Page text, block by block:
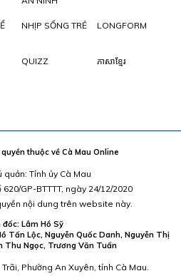
NHỊP SỐNG TRẺ LONGFORM
QUIZZ ភាសាខ្មែរ
thuộc về Cà Mau Online
quản: Tỉnh ủy Cà Mau
GP-BTTTT, ngày 24/12/2020
nội dung trên website này.
đốc: Lâm Hồ Sỹ
Tấn Lộc, Nguyễn Quốc Danh, Nguyễn Thị
Thu Ngọc, Trương Văn Tuấn
Phường An Xuyên, tỉnh Cà Mau.